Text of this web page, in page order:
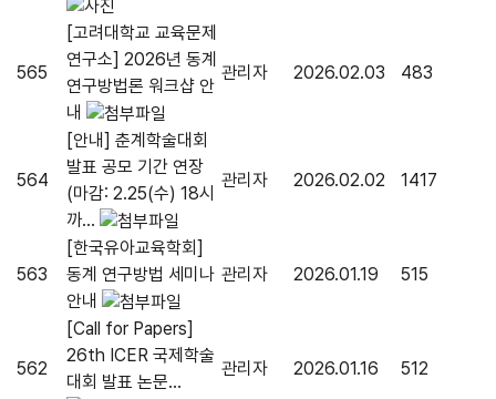
565
[고려대학교 교육문제
연구소] 2026년 동계
연구방법론 워크샵 안
내
관리자 2026.02.03 483
564
[안내] 춘계학술대회
발표 공모 기간 연장
(마감: 2.25(수) 18시
까...
관리자 2026.02.02 1417
563
[한국유아교육학회]
동계 연구방법 세미나
안내
관리자 2026.01.19 515
562
[Call for Papers]
26th ICER 국제학술
대회 발표 논문...
관리자 2026.01.16 512